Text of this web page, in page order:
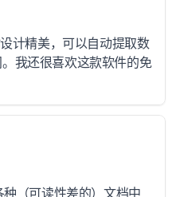
计精美，可以自动提取数
我还很喜欢这款软件的免